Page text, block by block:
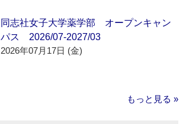
同志社女子大学薬学部 オープンキャン
パス 2026/07-2027/03
2026年07月17日 (金)
もっと見る »